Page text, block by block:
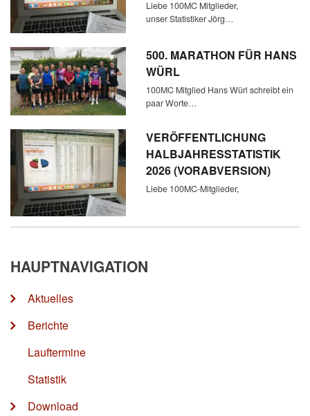
Liebe 100MC Mitglieder,
unser Statistiker Jörg…
500. MARATHON FÜR HANS
WÜRL
100MC Mitglied Hans Würl schreibt ein
paar Worte…
VERÖFFENTLICHUNG
HALBJAHRESSTATISTIK
2026 (VORABVERSION)
Liebe 100MC-Mitglieder,
HAUPTNAVIGATION
Aktuelles
Berichte
Lauftermine
Statistik
Download